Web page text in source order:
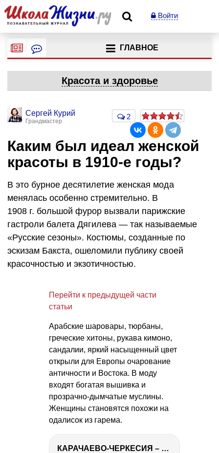
Войти
ГЛАВНОЕ
Красота и здоровье
Сергей Курий
Грандмастер
2
Каким был идеал женской
красоты в 1910-е годы?
В это бурное десятилетие женская мода
менялась особенно стремительно. В
1908 г. большой фурор вызвали парижские
гастроли балета Дягилева — так называемые
«Русские сезоны». Костюмы, созданные по
эскизам Бакста, ошеломили публику своей
красочностью и экзотичностью.
Перейти к предыдущей части
статьи
Арабские шаровары, тюрбаны,
греческие хитоны, рукава кимоно,
сандалии, яркий насыщенный цвет
открыли для Европы очарование
античности и Востока. В моду
входят богатая вышивка и
прозрачно-дымчатые муслины.
Женщины становятся похожи на
одалисок из гарема.
КАРАЧАЕВО-ЧЕРКЕСИЯ – ПУТЕШЕСТВИЕ НА КАВКАЗ часть 2